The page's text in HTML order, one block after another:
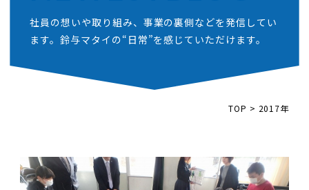
社員の想いや取り組み、事業の裏側などを発信してい
ます。鈴与マタイの“日常”を感じていただけます。
TOP > 2017年